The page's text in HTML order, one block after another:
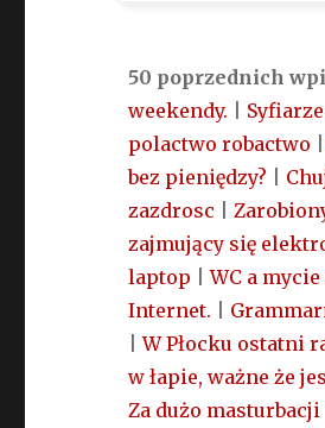
50 poprzednich
weekendy.
polactwo robactwo
bez pieniędzy?
zazdrosc |
zajmujący się
laptop |WC a mycie
Internet.
|W Płocku ostatni
w łapie, ważne że
Za dużo masturbacji